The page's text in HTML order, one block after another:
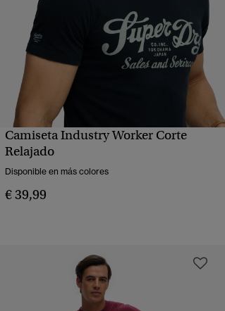
VISTA RÁPIDA
Camiseta Industry Worker Corte
Relajado
Disponible en más colores
€ 39,99